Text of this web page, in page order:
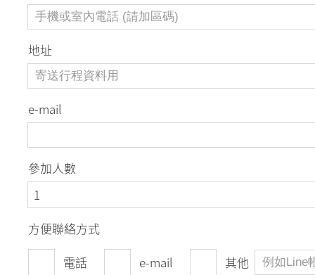
地址
e-mail
參加人數
1
方便聯絡方式
電話
e-mail
其他